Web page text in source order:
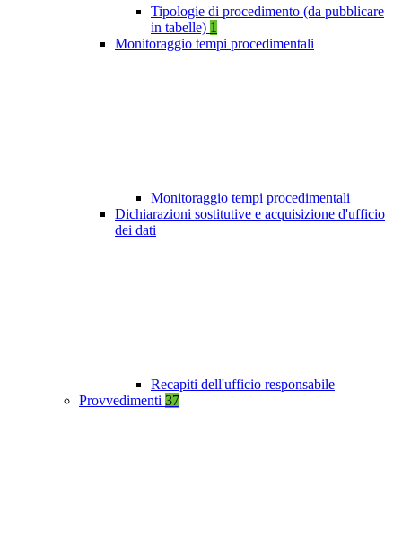
Tipologie di procedimento (da pubblicare
in tabelle) 1
Monitoraggio tempi procedimentali
Monitoraggio tempi procedimentali
Dichiarazioni sostitutive e acquisizione d'ufficio
dei dati
Recapiti dell'ufficio responsabile
Provvedimenti 37